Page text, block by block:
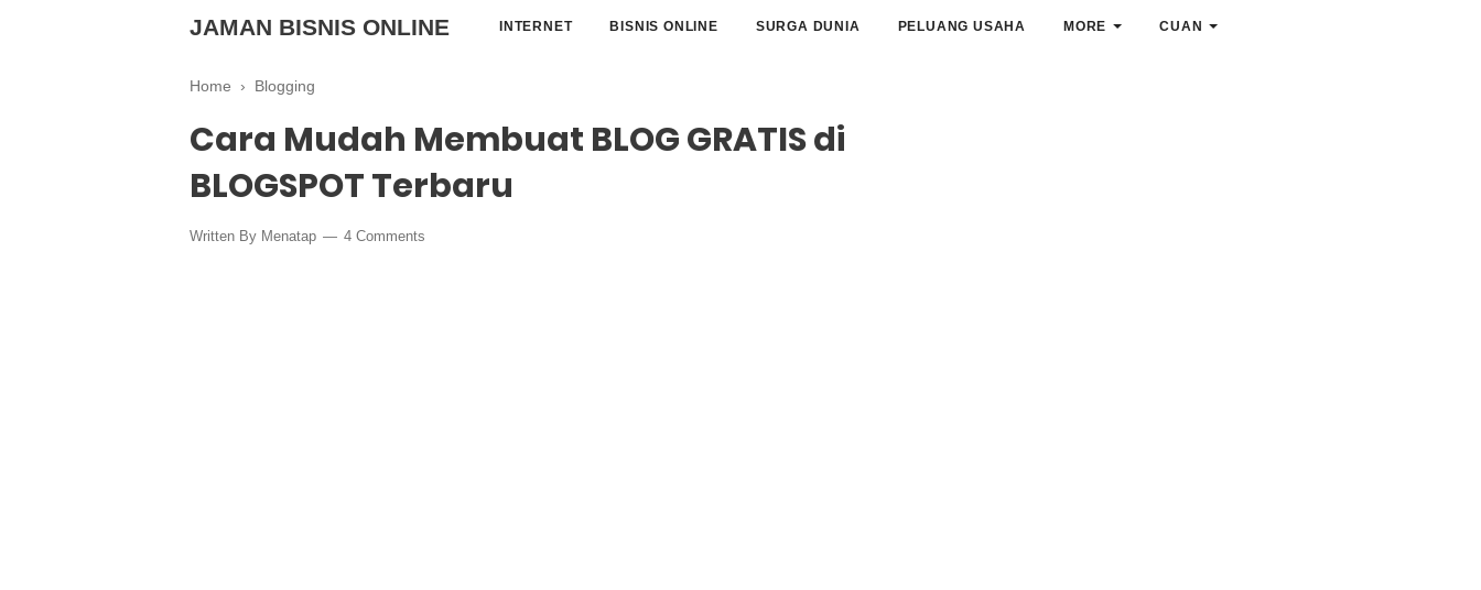
JAMAN BISNIS ONLINE INTERNET BISNIS ONLINE SURGA DUNIA PELUANG USAHA MORE CUAN
Home › Blogging
Cara Mudah Membuat BLOG GRATIS di
BLOGSPOT Terbaru
Written By Menatap 4 Comments